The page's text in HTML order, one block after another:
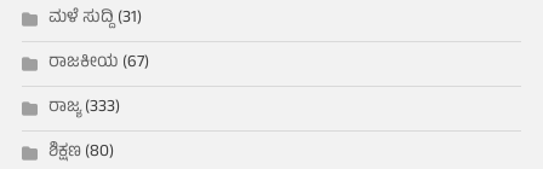
ಮಳೆ ಸುದ್ದಿ(31)
ರಾಜಕೀಯ (67)
ರಾಜ್ಯ(333)
ಶಿಕ್ಷಣ(80)